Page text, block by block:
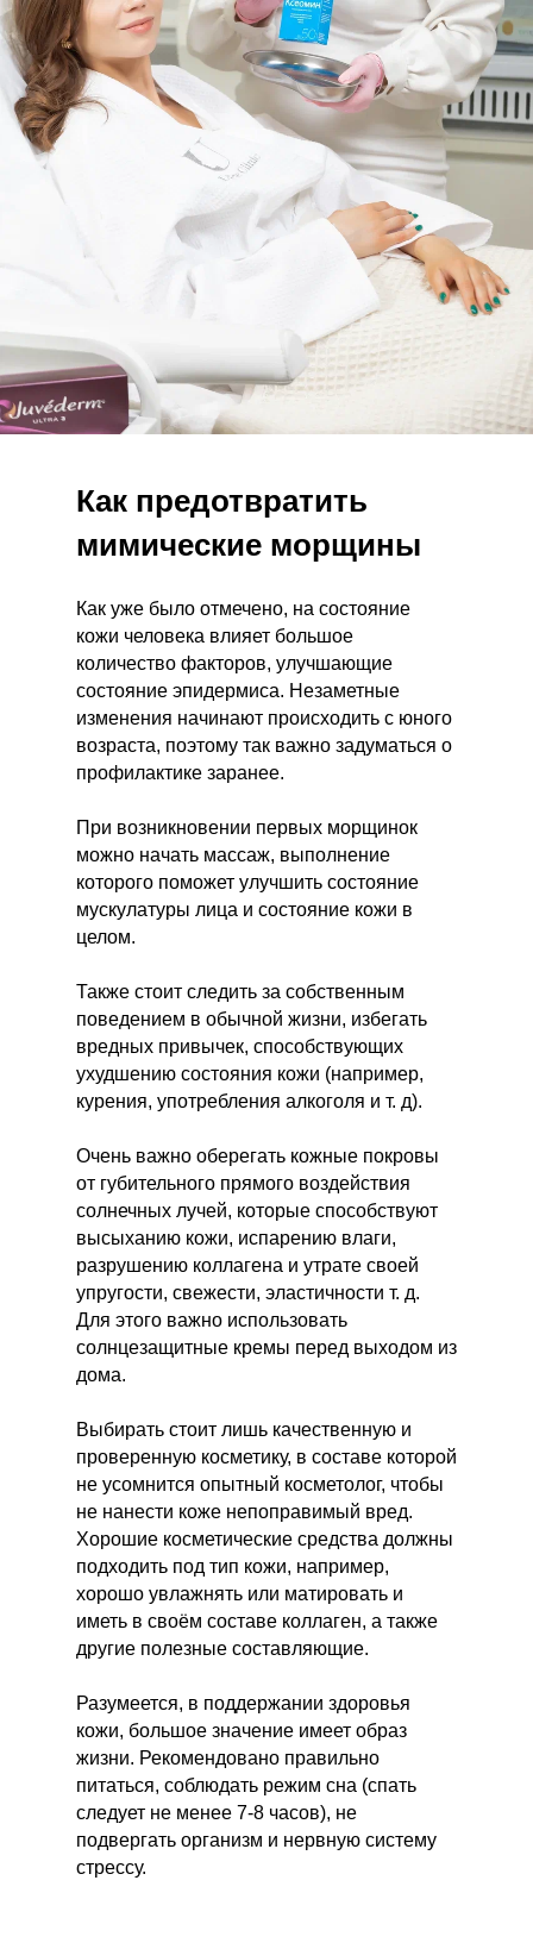
Как предотвратить
мимические морщины
Как уже было отмечено, на состояние
кожи человека влияет большое
количество факторов, улучшающие
состояние эпидермиса. Незаметные
изменения начинают происходить с юного
возраста, поэтому так важно задуматься о
профилактике заранее.
При возникновении первых морщинок
можно начать массаж, выполнение
которого поможет улучшить состояние
мускулатуры лица и состояние кожи в
целом.
Также стоит следить за собственным
поведением в обычной жизни, избегать
вредных привычек, способствующих
ухудшению состояния кожи (например,
курения, употребления алкоголя и т. д).
Очень важно оберегать кожные покровы
от губительного прямого воздействия
солнечных лучей, которые способствуют
высыханию кожи, испарению влаги,
разрушению коллагена и утрате своей
упругости, свежести, эластичности т. д.
Для этого важно использовать
солнцезащитные кремы перед выходом из
дома.
Выбирать стоит лишь качественную и
проверенную косметику, в составе которой
не усомнится опытный косметолог, чтобы
не нанести коже непоправимый вред.
Хорошие косметические средства должны
подходить под тип кожи, например,
хорошо увлажнять или матировать и
иметь в своём составе коллаген, а также
другие полезные составляющие.
Разумеется, в поддержании здоровья
кожи, большое значение имеет образ
жизни. Рекомендовано правильно
питаться, соблюдать режим сна (спать
следует не менее 7-8 часов), не
подвергать организм и нервную систему
стрессу.